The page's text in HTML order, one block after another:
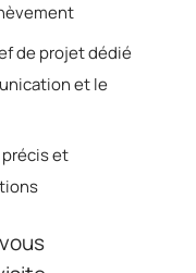
de projet dédié
et le
et